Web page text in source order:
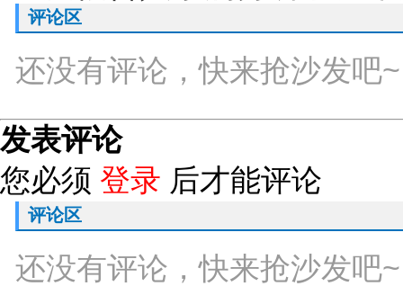
评论区
还没有评论，快来抢沙发吧~
发表评论
您必须 登录 后才能评论
评论区
还没有评论，快来抢沙发吧~